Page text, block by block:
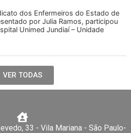
dos Enfermeiros do Estado de
por Julia Ramos, participou
Unimed Jundiaí – Unidade
VER TODAS
33 - Vila Mariana - São Paulo-